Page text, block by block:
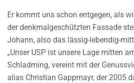
Er kommt uns schon entgegen, als
der denkmalgeschützten Fassade
Johann, also das lässig-lebendig-
„Unser USP ist unsere Lage mitten
Schladming, vereint mit der
alias Christian Gappmayr, der 2005